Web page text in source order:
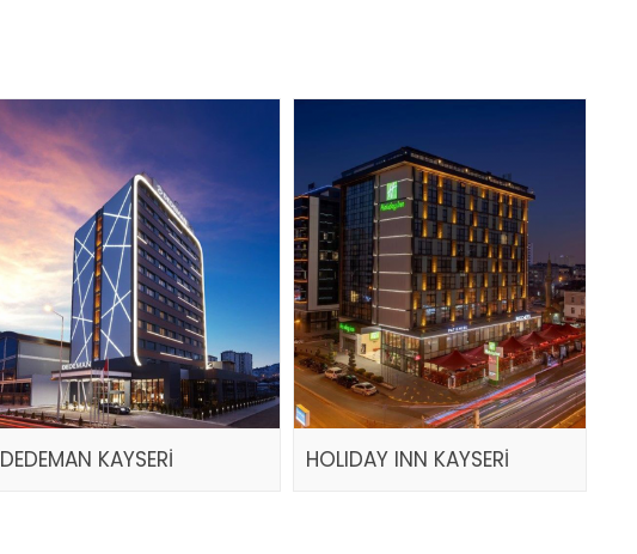
DEDEMAN KAYSERİ HOLIDAY INN KAYSERİ